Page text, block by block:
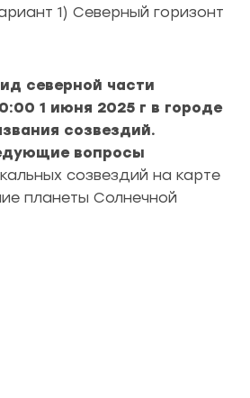
1) Северный горизонт
северной части
1 июня 2025 г в городе
созвездий.
вопросы
созвездий на карте
планеты Солнечной